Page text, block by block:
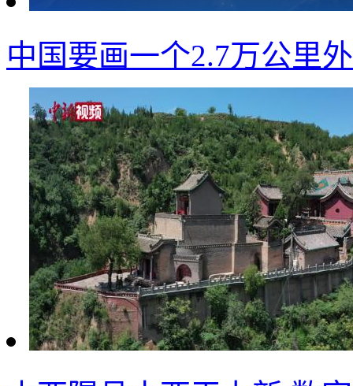
中国要画一个2.7万公里